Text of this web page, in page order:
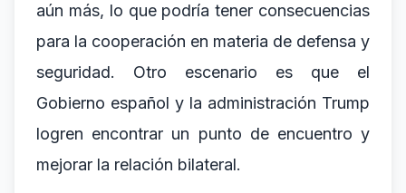
aún más, lo que podría tener consecuencias
para la cooperación en materia de defensa y
seguridad. Otro escenario es que el
Gobierno español y la administración Trump
logren encontrar un punto de encuentro y
mejorar la relación bilateral.